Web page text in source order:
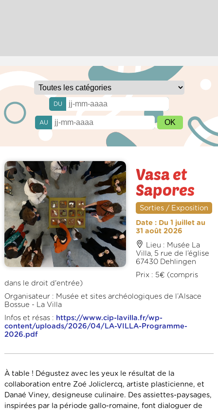
DU
AU
Vasa et
Sapores
Sorties / Exposition
Date : Du 1 juillet au
31 août 2026
Lieu : Musée La
Villa, 5 rue de l’église
67430 Dehlingen
Prix : 5€ (compris
dans le droit d'entrée)
Organisateur : Musée et sites archéologiques de l’Alsace
Bossue - La Villa
Infos et résas : https://www.cip-lavilla.fr/wp-
content/uploads/2026/04/LA-VILLA-Programme-
2026.pdf
À table ! Dégustez avec les yeux le résultat de la
collaboration entre Zoé Joliclercq, artiste plasticienne, et
Danaé Viney, designeuse culinaire. Des assiettes-paysages,
inspirées par la période gallo-romaine, font dialoguer de